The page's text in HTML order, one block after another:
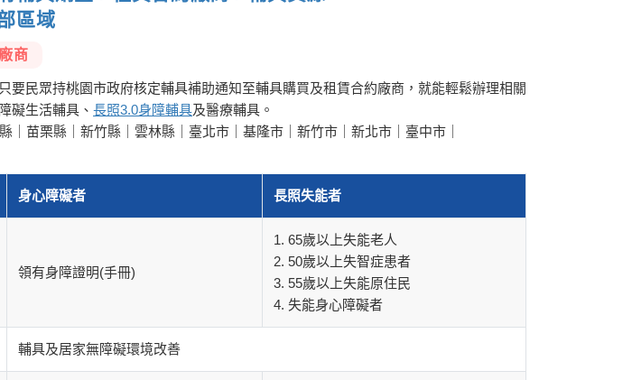
區域
廠商
要民眾持桃園市政府核定輔具補助通知至輔具購買及租賃合約廠商，就能輕鬆辦理相關
礙生活輔具、 長照3.0身障輔具及醫療輔具。
｜苗栗縣｜新竹縣｜雲林縣｜臺北市｜基隆市｜新竹市｜新北市｜臺中市｜
身心障礙者 長照失能者
領有身障證明(手冊)
1. 65歲以上失能老人
2. 50歲以上失智症患者
3. 55歲以上失能原住民
4. 失能身心障礙者
輔具及居家無障礙環境改善